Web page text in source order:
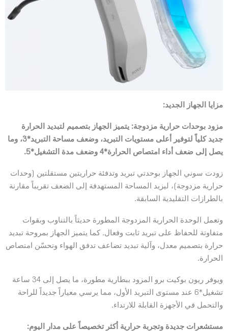
مزايا الجهاز الجديد:
مزود بوحدات حرارية مزدوجة: يتميز الجهاز بتصميم لتبديد الحرارة
جديد كلياً لتوفير أعلى مستويات التبريد، وضعف مساحة التبريد*3، وما
يصل إلى ضعف أداء امتصاص الحرارة*4 وضعف مدة التشغيل*5.
زودت سوني الجهاز بوحدتي تبريد وتدفئة حراريتين مستقلتين (وحدات
حرارية مزدوجة)، ليزيد المساحة المستهدفة إلى الضعف تقريباً مقارنة
بالطرازات التقليدية السابقة.
وتعمل الوحدة الحرارية المزدوجة المطورة حديثاً بالتناوب وبقوات
متفاوتة للحفاظ على تبريد ثابت وفعال. كما يتميز الجهاز بمروحة تبديد
حرارة بتصميم معدل، وآلية تبديد تضاعف تدفق الهواء وتحسّن امتصاص
الحرارة.
ويوفر ريون بوكيت برو المزود ببطارية مطورة، ما يصل إلى 34 ساعة
تشغيل*6 عند مستوى التبريد الأول، مما يرسي معياراً جديداً للراحة
والتحمل في الأجهزة القابلة للارتداء.
مستشعرات جديدة وتجربة حرارية أكثر تخصيصاً على مدار اليوم: